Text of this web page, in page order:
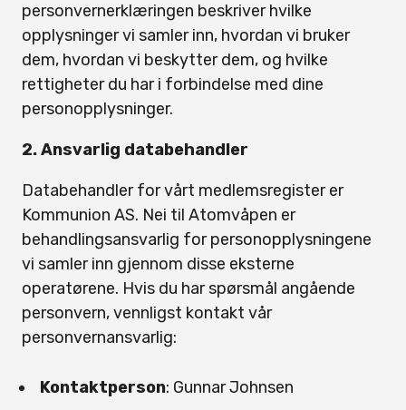
personvernerklæringen beskriver hvilke
opplysninger vi samler inn, hvordan vi bruker
dem, hvordan vi beskytter dem, og hvilke
rettigheter du har i forbindelse med dine
personopplysninger.
2. Ansvarlig databehandler
Databehandler for vårt medlemsregister er
Kommunion AS. Nei til Atomvåpen er
behandlingsansvarlig for personopplysningene
vi samler inn gjennom disse eksterne
operatørene. Hvis du har spørsmål angående
personvern, vennligst kontakt vår
personvernansvarlig:
Kontaktperson: Gunnar Johnsen